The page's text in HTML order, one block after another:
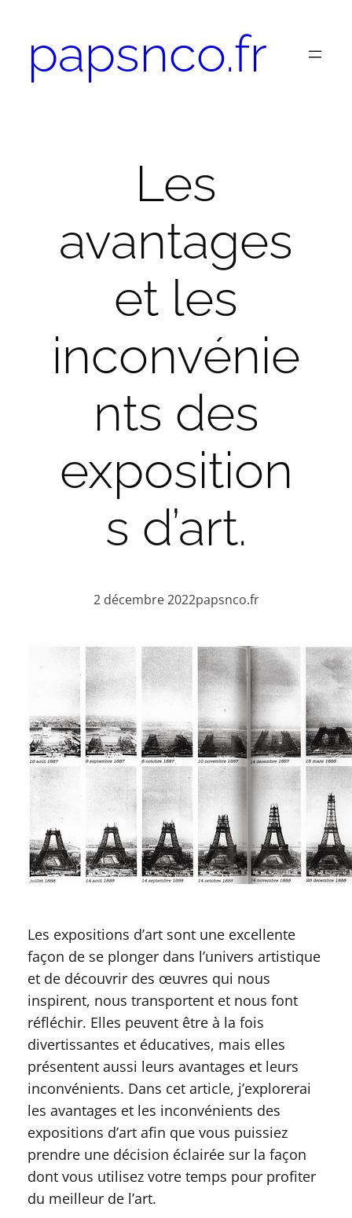
contenu
papsnco.fr
Les
avantages
et les
inconvénie
nts des
exposition
s d’art.
2 décembre 2022papsnco.fr
Les expositions d’art sont une excellente
façon de se plonger dans l’univers artistique
et de découvrir des œuvres qui nous
inspirent, nous transportent et nous font
réfléchir. Elles peuvent être à la fois
divertissantes et éducatives, mais elles
présentent aussi leurs avantages et leurs
inconvénients. Dans cet article, j’explorerai
les avantages et les inconvénients des
expositions d’art afin que vous puissiez
prendre une décision éclairée sur la façon
dont vous utilisez votre temps pour profiter
du meilleur de l’art.